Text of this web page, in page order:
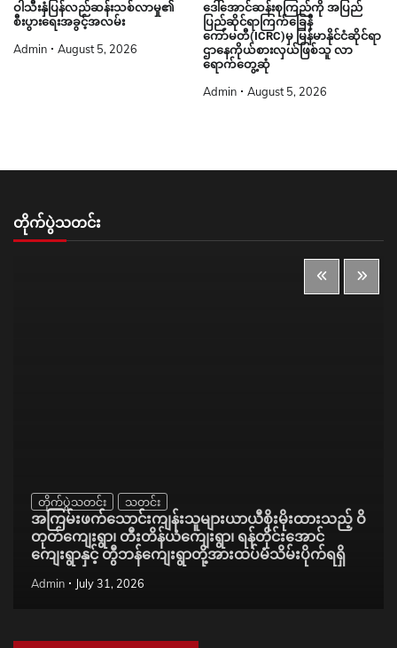
ဝါသီးနှံပြန်လည်ဆန်းသစ်လာမှု၏
စီးပွားရေးအခွင့်အလမ်း
Admin August 5, 2026
ဒေါ်အောင်ဆန်းစုကြည်ကို အပြည်
ပြည်ဆိုင်ရာကြက်ခြေနီ
ကော်မတီ(ICRC)မှ မြန်မာနိုင်ငံဆိုင်ရာ
ဌာနေကိုယ်စားလှယ်ဖြစ်သူ လာ
ရောက်တွေ့ဆုံ
Admin August 5, 2026
တိုက်ပွဲသတင်း
တိုက်ပွဲသတင်း သတင်း
အကြမ်းဖက်သောင်းကျန်းသူများယာယီစိုးမိုးထားသည့် ဝိ
တုတ်ကျေးရွာ၊ တီးတိန်ယံကျေးရွာ၊ ရန်တိုင်းအောင်
ကျေးရွာနှင့် တွီဘန်ကျေးရွာတို့အားထပ်မံသိမ်းပိုက်ရရှိ
Admin July 31, 2026